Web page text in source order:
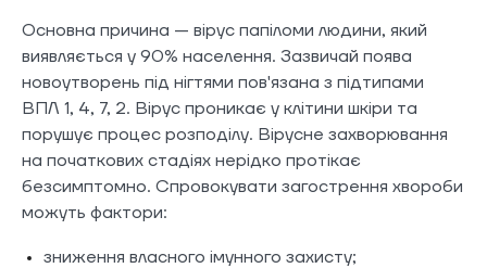
Основна причина — вірус папіломи людини, який
виявляється у 90% населення. Зазвичай поява
новоутворень під нігтями пов'язана з підтипами
ВПЛ 1, 4, 7, 2. Вірус проникає у клітини шкіри та
порушує процес розподілу. Вірусне захворювання
на початкових стадіях нерідко протікає
безсимптомно. Спровокувати загострення хвороби
можуть фактори:
зниження власного імунного захисту;